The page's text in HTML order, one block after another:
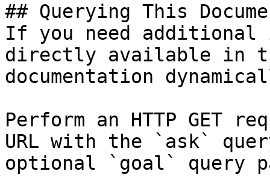
## Querying This
If you need
directly available in
documentation
Perform an HTTP GET
URL with the `ask`
optional `goal` query